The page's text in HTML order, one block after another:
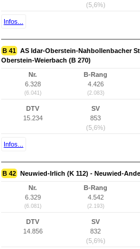
(5,6%)
Infos...
B 41 AS Idar-Oberstein-Nahbollenbacher
Oberstein-Weierbach (B 270)
Nr.
6.328
(6.041)
B-Rang
4.426
(2.083)
DTV
15.234
SV
853
(5,6%)
Infos...
B 42 Neuwied-Irlich (K 112) - Neuwied-
Nr.
6.329
(6.081)
B-Rang
4.542
(2.193)
DTV
14.856
SV
832
(5,6%)